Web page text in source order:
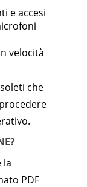
e accesi
velocità
che
la
PDF